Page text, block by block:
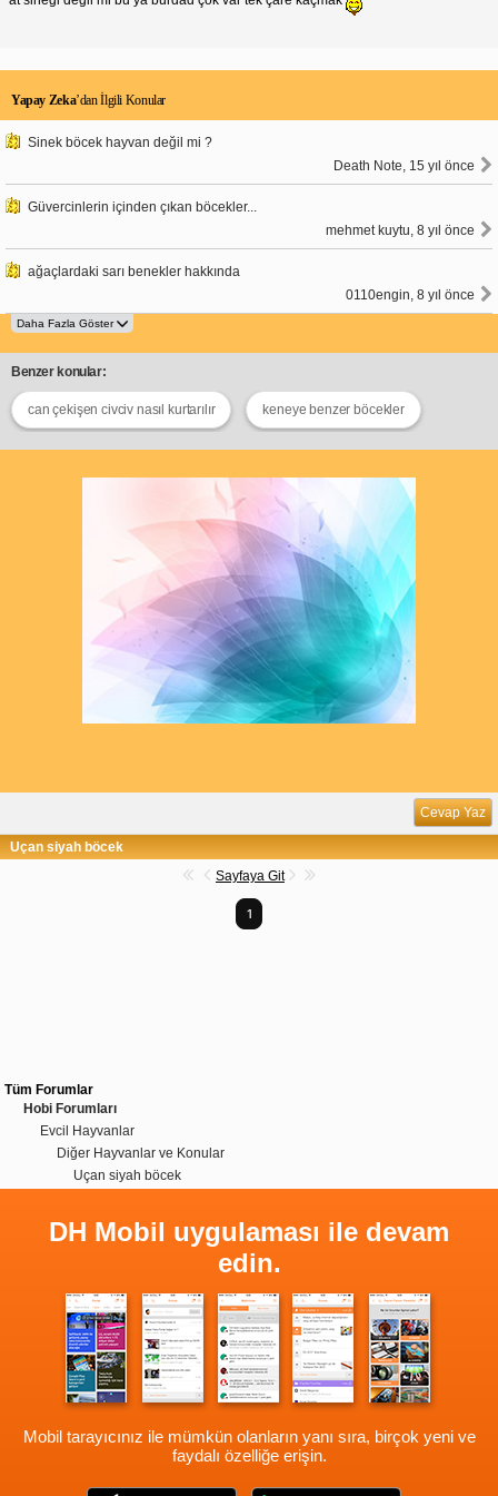
Çöpleri kapalı tutun.
profesyonel bir haşere kontrol şirketinden yardım
almanız önerilir.
Yapay Zeka’dan İlgili Konular
Sinek böcek hayvan değil mi ?
Death Note, 15 yıl önce
Güvercinlerin içinden çıkan böcekler...
mehmet kuytu, 8 yıl önce
ağaçlardaki sarı benekler hakkında
0110engin, 8 yıl önce
Benzer konular:
can çekişen civciv nasıl kurtarılır keneye benzer böcekler
Cevap Yaz
Uçan siyah böcek
Sayfaya Git
1
Tüm Forumlar
Hobi Forumları
Evcil Hayvanlar
Diğer Hayvanlar ve Konular
Uçan siyah böcek
DH Mobil uygulaması ile devam
edin.
Mobil tarayıcınız ile mümkün olanların yanı sıra, birçok yeni ve
faydalı özelliğe erişin.